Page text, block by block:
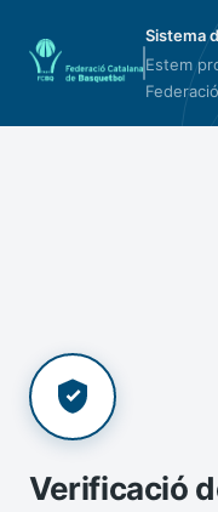
Sistema
Estem
Verificació